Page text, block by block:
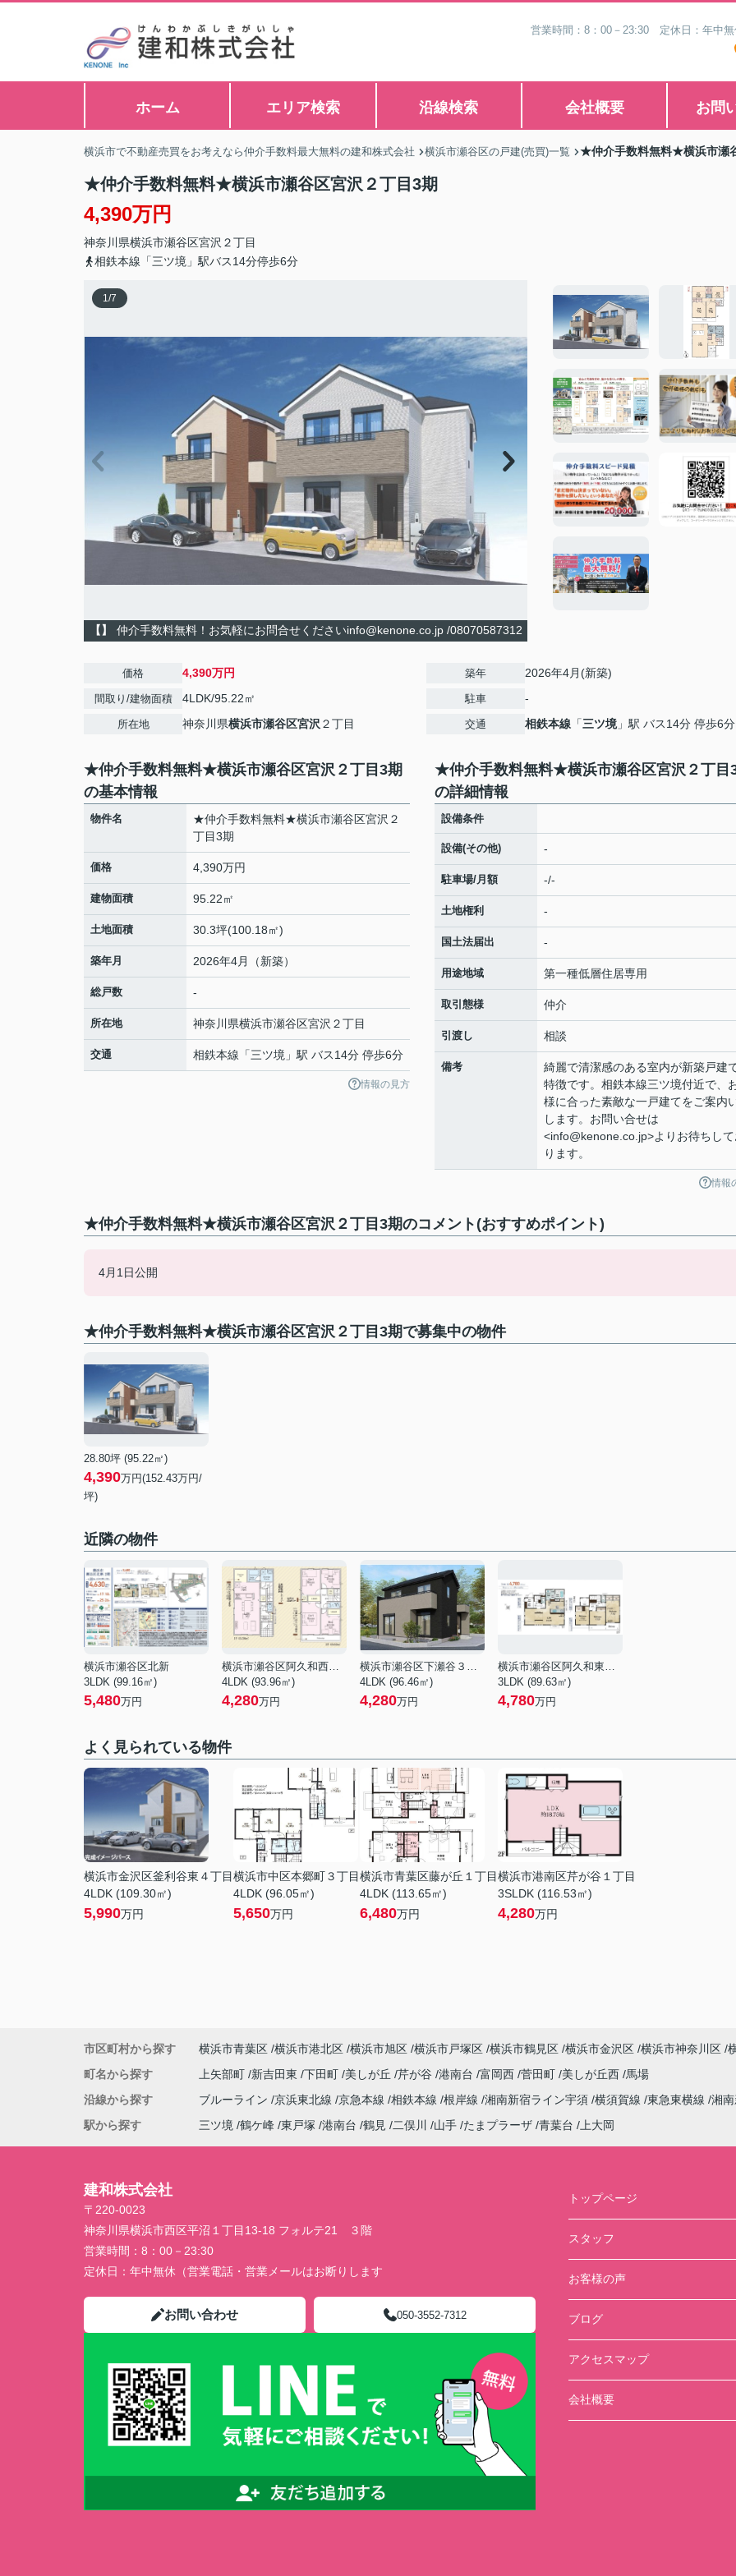
営業時間：8：00－23:30 定休日：年中
ホーム エリア検索 沿線検索 会社概要 お問
横浜市で不動産売買をお考えなら仲介手数料最大無料の建和株式会社 横浜市瀬谷区の戸建(売買)一覧 ★仲介手数料無料★横浜市瀬
★仲介手数料無料★横浜市瀬谷区宮沢２丁目3期
4,390万円
神奈川県横浜市瀬谷区宮沢 ２丁目
相鉄本線「三ツ境」駅バス14分停歩6分
1/7
【】 仲介手数料無料！お気軽にお問合せくださいinfo@kenone.co.jp /08070587312
価格 4,390万円
間取り/建物面積 4LDK/95.22㎡
所在地 神奈川県横浜市瀬谷区宮沢 ２丁目
築年 2026年4月(新築)
駐車 -
交通 相鉄本線 「三ツ境」駅 バス14分 停歩6分
★仲介手数料無料★横浜市瀬谷区宮沢２丁目3期
の基本情報
物件名
★仲介手数料無料★横浜市瀬谷区宮沢２
丁目3期
価格 4,390万円
建物面積 95.22㎡
土地面積 30.3坪(100.18㎡)
築年月 2026年4月（新築）
総戸数 -
所在地 神奈川県横浜市瀬谷区宮沢 ２丁目
交通 相鉄本線 「三ツ境 」駅 バス14分 停歩6分
情報の見方
★仲介手数料無料★横浜市瀬谷区宮沢２丁目
の詳細情報
設備条件
設備(その他) -
駐車場/月額 -/-
土地権利 -
国土法届出 -
用途地域 第一種低層住居専用
取引態様 仲介
引渡し 相談
備考
綺麗で清潔感のある室内が新築戸建
特徴です。相鉄本線三ツ境付近で、
様に合った素敵な一戸建てをご案内
します。お問い合せは
<info@kenone.co.jp>よりお待ちして
ります。
情報
★仲介手数料無料★横浜市瀬谷区宮沢２丁目3期のコメント(おすすめポイント)
4月1日公開
★仲介手数料無料★横浜市瀬谷区宮沢２丁目3期で募集中の物件
28.80坪 (95.22㎡)
4,390万円(152.43万円/
坪)
近隣の物件
横浜市瀬谷区北新
3LDK (99.16㎡)
5,480万円
横浜市瀬谷区阿久和西４丁目
4LDK (93.96㎡)
4,280万円
横浜市瀬谷区下瀬谷３丁目
4LDK (96.46㎡)
4,280万円
横浜市瀬谷区阿久和東２丁目
3LDK (89.63㎡)
4,780万円
よく見られている物件
横浜市金沢区釜利谷東４丁目
4LDK (109.30㎡)
5,990万円
横浜市中区本郷町３丁目
4LDK (96.05㎡)
5,650万円
横浜市青葉区藤が丘１丁目
4LDK (113.65㎡)
6,480万円
横浜市港南区芹が谷１丁目
3SLDK (116.53㎡)
4,280万円
市区町村から探す 横浜市青葉区 横浜市港北区 横浜市旭区 横浜市戸塚区 横浜市鶴見区 横浜市金沢区 横浜市神奈川区
町名から探す
上矢部町 新吉田東 下田町 美しが丘 芹が谷 港南台 富岡西 菅田町 美しが丘西 馬場
沿線から探す
ブルーライン 京浜東北線 京急本線 相鉄本線 根岸線 湘南新宿ライン宇須 横須賀線 東急東横線 湘
駅から探す
三ツ境 鶴ケ峰 東戸塚 港南台 鶴見 二俣川 山手 たまプラーザ 青葉台 上大岡
建和株式会社
〒220-0023
神奈川県横浜市西区平沼１丁目13-18 フォルテ21 ３階
営業時間： 8：00－23:30
定休日： 年中無休（営業電話・営業メールはお断りします
お問い合わせ 050-3552-7312
トップページ
スタッフ
お客様の声
ブログ
アクセスマップ
会社概要